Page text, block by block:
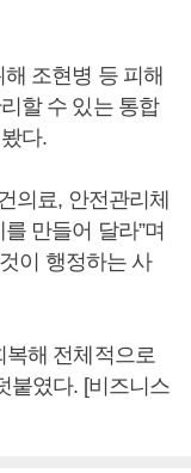
조현병 등 피해
할 수 있는 통합
다.
의료, 안전관리체
만들어 달라”며
이 행정하는 사
복해 전체적으로
붙였다. [비즈니스